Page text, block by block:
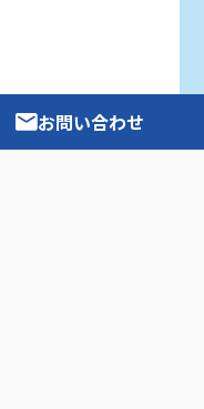
お問い合わせ
いて